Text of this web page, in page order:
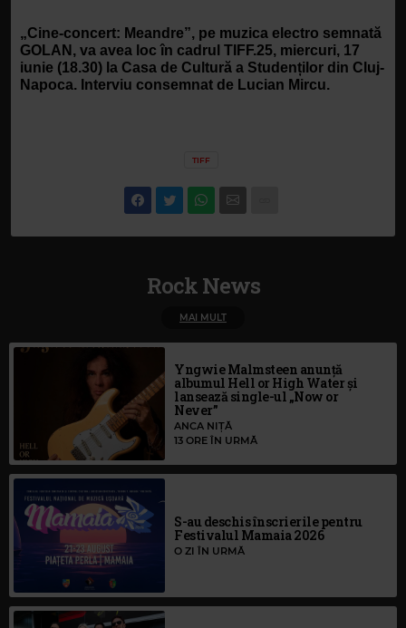
„Cine-concert: Meandre”, pe muzica electro semnată
GOLAN, va avea loc în cadrul TIFF.25, miercuri, 17
iunie (18.30) la Casa de Cultură a Studenților din Cluj-
Napoca. Interviu consemnat de Lucian Mircu.
TIFF
Rock News
MAI MULT
Yngwie Malmsteen anunță
albumul Hell or High Water și
lansează single-ul „Now or
Never”
ANCA NIȚĂ
13 ORE ÎN URMĂ
S-au deschis înscrierile pentru
Festivalul Mamaia 2026
O ZI ÎN URMĂ